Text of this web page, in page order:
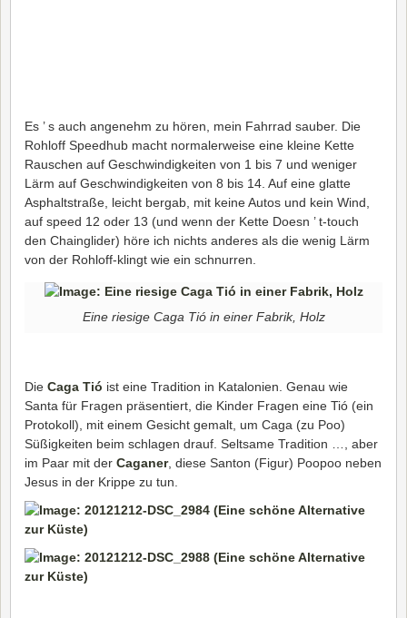
Es ’ s auch angenehm zu hören, mein Fahrrad sauber. Die
Rohloff Speedhub macht normalerweise eine kleine Kette
Rauschen auf Geschwindigkeiten von 1 bis 7 und weniger
Lärm auf Geschwindigkeiten von 8 bis 14. Auf eine glatte
Asphaltstraße, leicht bergab, mit keine Autos und kein Wind,
auf speed 12 oder 13 (und wenn der Kette Doesn ’ t-touch
den Chainglider) höre ich nichts anderes als die wenig Lärm
von der Rohloff-klingt wie ein schnurren.
Eine riesige Caga Tió in einer Fabrik, Holz
Die Caga Tió ist eine Tradition in Katalonien. Genau wie
Santa für Fragen präsentiert, die Kinder Fragen eine Tió (ein
Protokoll), mit einem Gesicht gemalt, um Caga (zu Poo)
Süßigkeiten beim schlagen drauf. Seltsame Tradition …, aber
im Paar mit der Caganer, diese Santon (Figur) Poopoo neben
Jesus in der Krippe zu tun.